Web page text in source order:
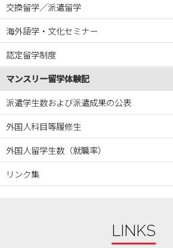
2024年07月
2024年06月
2024年05月
2024年04月
2024年03月
2024年02月
2024年01月
2023年12月
2023年11月
2023年10月
交換留学／派遣留学
海外語学・文化セミナー
認定留学制度
マンスリー留学体験記
派遣学生数および派遣成果の公表
外国人科目等履修生
外国人留学生数（就職率）
リンク集
LINKS